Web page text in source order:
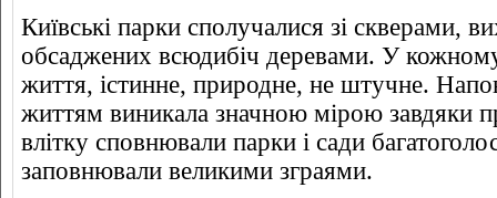
Київські парки сполучалися зі скверами,
обсаджених всюдибіч деревами. У
життя, істинне, природне, не штучне.
життям виникала значною мірою завдяки
влітку сповнювали парки і сади
заповнювали великими зграями.